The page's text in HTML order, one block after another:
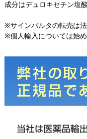
成分はデュロキセチン塩
※サインバルタの転売は
※個人輸入については始